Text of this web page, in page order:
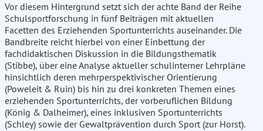
Vor diesem Hintergrund setzt sich der achte Band der Reihe
Schulsportforschung in fünf Beiträgen mit aktuellen
Facetten des Erziehenden Sportunterrichts auseinander. Die
Bandbreite reicht hierbei von einer Einbettung der
fachdidaktischen Diskussion in die Bildungsthematik
(Stibbe), über eine Analyse aktueller schulinterner Lehrpläne
hinsichtlich deren mehrperspektivischer Orientierung
(Poweleit & Ruin) bis hin zu drei konkreten Themen eines
erziehenden Sportunterrichts, der vorberuflichen Bildung
(König & Dalheimer), eines inklusiven Sportunterrichts
(Schley) sowie der Gewaltprävention durch Sport (zur Horst).